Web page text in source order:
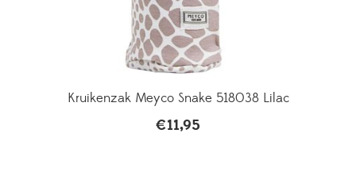
Kruikenzak Meyco Snake 518038 Lilac
€11,95